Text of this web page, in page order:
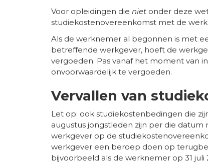
Voor opleidingen die niet onder deze
studiekostenovereenkomst met de
Als de werknemer al begonnen is met
betreffende werkgever, hoeft de
vergoeden. Pas vanaf het moment van
onvoorwaardelijk te vergoeden.
Vervallen van
Let op: ook studiekostenbedingen die
augustus jongstleden zijn per die datum
werkgever op de
werkgever een beroep doen op
bijvoorbeeld als de werknemer op 31